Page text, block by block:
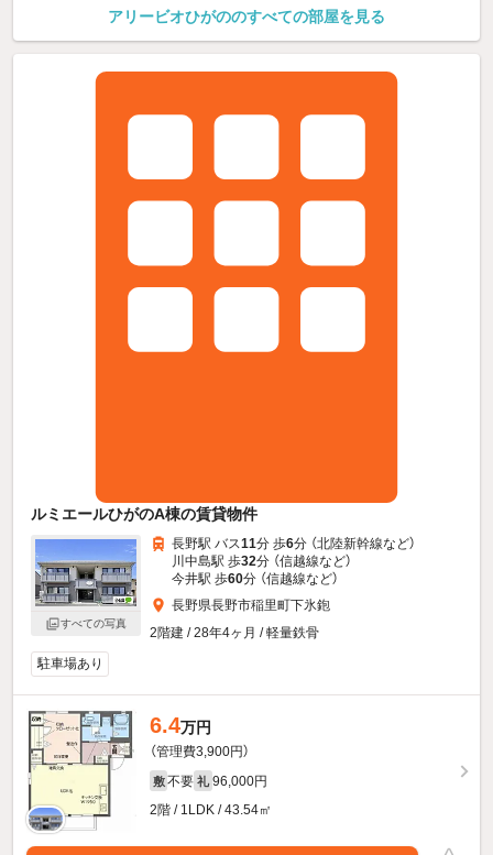
アリービオひがののすべての部屋を見る
ルミエールひがのA棟の賃貸物件
すべての写真
長野駅 バス11分 歩6分 （北陸新幹線など）
川中島駅 歩32分 （信越線など）
今井駅 歩60分 （信越線など）
長野県長野市稲里町下氷鉋
2階建 / 28年4ヶ月 / 軽量鉄骨
駐車場あり
6.4万円
（管理費3,900円）
敷 不要 礼 96,000円
2階 / 1LDK / 43.54㎡